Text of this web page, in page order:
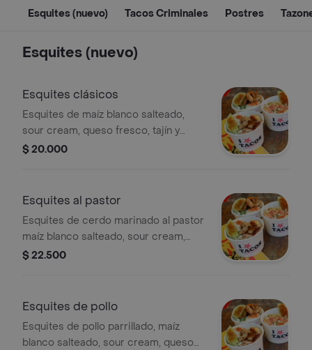
Esquites (nuevo) Tacos Criminales Postres
Esquites (nuevo)
Esquites clásicos
Esquites de maíz blanco salteado,
sour cream, queso fresco, tajín y
limón.
$ 20.000
Esquites al pastor
Esquites de cerdo marinado al pastor
maíz blanco salteado, sour cream,
queso fresco, tajín y limón.
$ 22.500
Esquites de pollo
Esquites de pollo parrillado, maíz
blanco salteado, sour cream, queso